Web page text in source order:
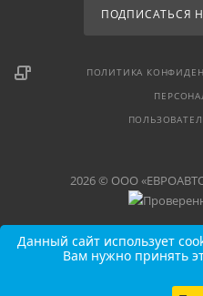
ПОДПИСАТЬСЯ
ПОЛИТИКА
2026 © ООО
Данный сайт использует
Вам нужно принять